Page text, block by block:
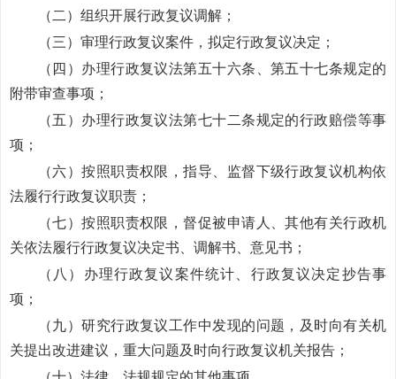
（二）组织开展行政复议调解；
（三）审理行政复议案件，拟定行政复议决定；
（四）办理行政复议法第五十六条、第五十七条规定的
附带审查事项；
（五）办理行政复议法第七十二条规定的行政赔偿等事
项；
（六）按照职责权限，指导、监督下级行政复议机构依
法履行行政复议职责；
（七）按照职责权限，督促被申请人、其他有关行政机
关依法履行行政复议决定书、调解书、意见书；
（八）办理行政复议案件统计、行政复议决定抄告事
项；
（九）研究行政复议工作中发现的问题，及时向有关机
关提出改进建议，重大问题及时向行政复议机关报告；